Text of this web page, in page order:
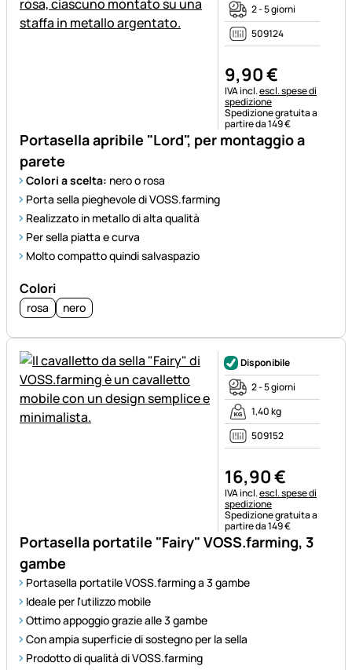
Portasella apribile "Lord", per montaggio a
parete
Colori a scelta: nero o rosa
Porta sella pieghevole di VOSS.farming
Realizzato in metallo di alta qualità
Per sella piatta e curva
Molto compatto quindi salvaspazio
Colori
rosa nero
2 - 5 giorni
509124
9,90€
Informazioni fiscali:
IVA incl.escl. spese di
spedizione
Spedizione gratuita a
partire da 149 €
Portasella portatile "Fairy" VOSS.farming, 3
gambe
Portasella portatile VOSS.farming a 3 gambe
Ideale per l'utilizzo mobile
Ottimo appoggio grazie alle 3 gambe
Con ampia superficie di sostegno per la sella
Prodotto di qualità di VOSS.farming
Disponibile
2 - 5 giorni
1,40 kg
509152
16,90€
Informazioni fiscali:
IVA incl.escl. spese di
spedizione
Spedizione gratuita a
partire da 149 €